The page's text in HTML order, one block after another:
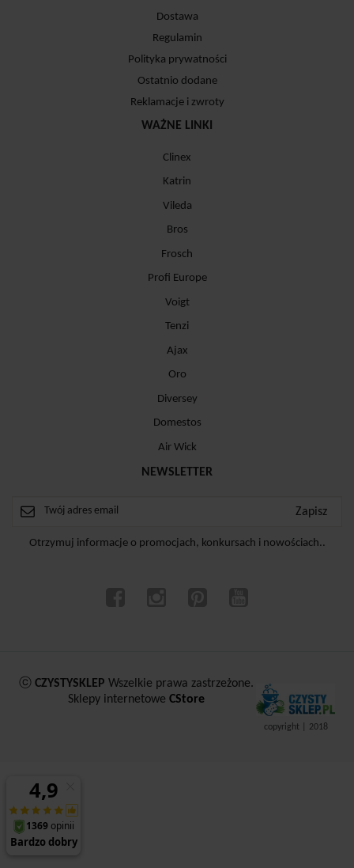
Dostawa
Regulamin
Polityka prywatności
Ostatnio dodane
Reklamacje i zwroty
WAŻNE LINKI
Clinex
Katrin
Vileda
Bros
Frosch
Profi Europe
Voigt
Tenzi
Ajax
Oro
Diversey
Domestos
Air Wick
NEWSLETTER
Otrzymuj informacje o promocjach, konkursach i nowościach..
ⓒ CZYSTYSKLEP Wszelkie prawa zastrzeżone.
Sklepy internetowe CStore
copyright | 2018